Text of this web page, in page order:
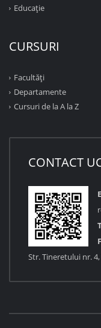
Educație
CURSURI
Facultăţi
Departamente
Cursuri de la A la Z
CONTACT
Str. Tineretului nr. 4,